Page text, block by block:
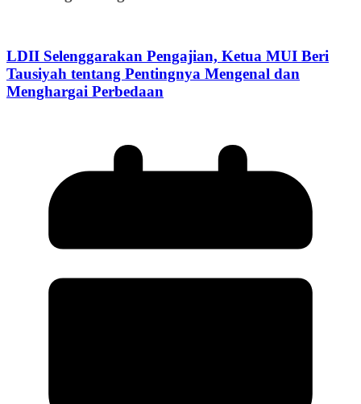
LDII Selenggarakan Pengajian, Ketua MUI Beri
Tausiyah tentang Pentingnya Mengenal dan
Menghargai Perbedaan